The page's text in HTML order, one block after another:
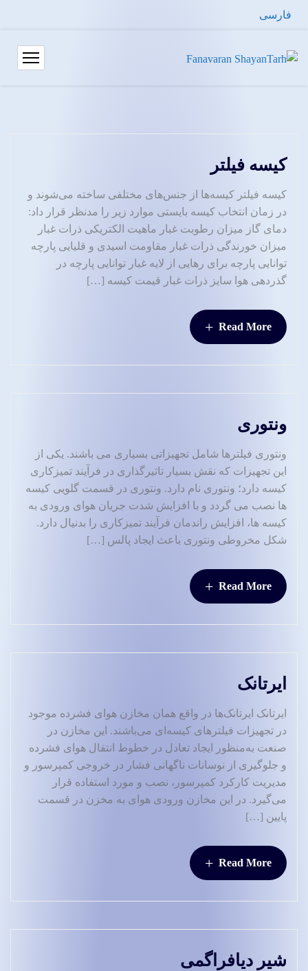
فارسی
کیسه فیلتر
کیسه فیلتر کیسه‌ها از جنس‌های مختلفی ساخته می‌شوند و
در زمان انتخاب کیسه بایستی موارد زیر را مد‌نظر قرار داد:
دمای گاز میزان رطوبت غبار ماهیت الکتریکی ذرات غبار
میزان خورندگی ذرات غبار مقاومت اسیدی و قلیایی پارچه
توانایی پارچه برای رهایی از لایه غبار توانایی پارچه در
گذردهی هوا سایز ذرات غبار قیمت کیسه […]
Read More
+
ونتوری
ونتوری فیلترها شامل تجهیزاتی بسیاری می باشند. یکی از
این تجهیزات که نقش بسیار تاثیرگذاری در فرآیند تمیزکاری
کیسه دارد؛ ونتوری نام دارد. ونتوری در قسمت گلویی کیسه
ها نصب می گردد و با افزایش شدت جریان هوای ورودی به
کیسه ها، افزایش راندمان فرآیند تمیزکاری را بدنیال دارد.
شکل مخروطی ونتوری باعث ایجاد پالس […]
Read More
+
ایرتانک
ایرتانک ایرتانک‌ها در واقع همان مخازن هوای فشرده موجود
در تجهیزات فیلترهای کیسه‌ای می‌باشند. این مخازن در
صنعت به‌منظور ایجاد تعادل در خطوط انتقال هوای فشرده
و جلوگیری از نوسانات ناگهانی فشار در خروجی کمپرسور و
مدیریت کارکرد کمپرسور، نصب و مورد استفاده قرار
می‌گیرد. در این مخازن ورودی هوای به مخزن در قسمت
پایین […]
Read More
+
شیر دیافراگمی